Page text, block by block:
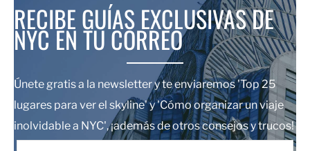
RECIBE GUÍAS EXCLUSIVAS DE
NYC EN TU CORREO
Únete gratis a la newsletter y te enviaremos 'Top 25
lugares para ver el skyline' y 'Cómo organizar un viaje
inolvidable a NYC', ¡además de otros consejos y trucos!